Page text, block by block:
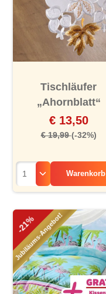
Tischläufer
„Ahornblatt“
€ 13,50
€ 19,99(-32%)
Warenkorb
-21%
Jubiläums-Angebot!